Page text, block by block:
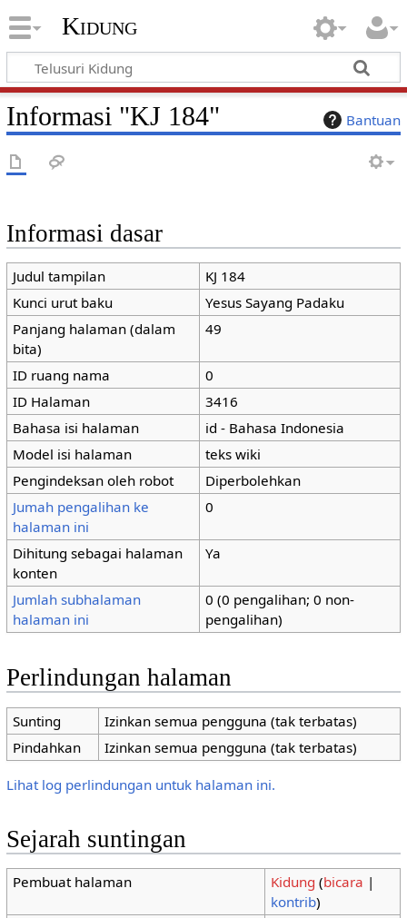
Kidung
Bantuan
Informasi "KJ 184"
Informasi dasar
Judul tampilan
KJ 184
Kunci urut baku
Yesus Sayang Padaku
Panjang halaman (dalam
bita)
49
ID ruang nama
0
ID Halaman
3416
Bahasa isi halaman
id - Bahasa Indonesia
Model isi halaman
teks wiki
Pengindeksan oleh robot
Diperbolehkan
Jumah pengalihan ke
halaman ini
0
Dihitung sebagai halaman
konten
Ya
Jumlah subhalaman
halaman ini
0 (0 pengalihan; 0 non-
pengalihan)
Perlindungan halaman
Sunting
Izinkan semua pengguna (tak terbatas)
Pindahkan
Izinkan semua pengguna (tak terbatas)
Lihat log perlindungan untuk halaman ini.
Sejarah suntingan
Pembuat halaman Kidung (bicara |
kontrib)